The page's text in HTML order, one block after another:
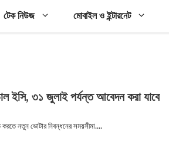
টেক নিউজ মোবাইল ও ইন্টারনেট
ইসি, ৩১ জুলাই পর্যন্ত আবেদন করা যাবে
করতে নতুন ভোটার নিবন্ধনের সময়সীমা....